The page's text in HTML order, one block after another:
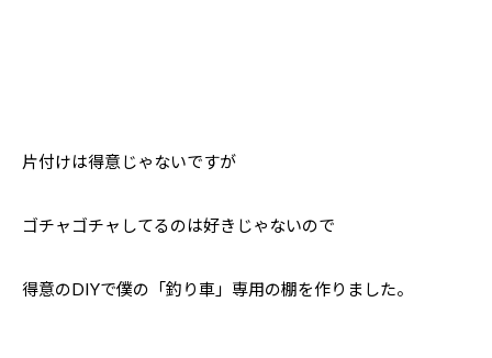
片付けは得意じゃないですが
ゴチャゴチャしてるのは好きじゃないので
得意のDIYで僕の「釣り車」専用の棚を作りました。